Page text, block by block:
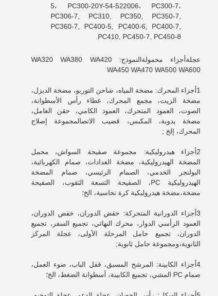
5، PC300-20Y-54-522006، PC300-7،
PC306-7, PC310, PC350, PC350-7,
PC360-7, PC400-5, PC400-6, PC400-7,
PC410, PC450-7, PC450-8.
عجلةأجزاء محمولة
النموذج: WA320 WA380 WA420
WA450 WA470 WA500 WA600
1أجزاء المحرك: مضخة المياه، شاحن التوربو، مضخة الديزل،
مضخة الزيت، مجمع المحرك، غطاء رأس الأسطوانة،
الصوت، العمود المتحرك، العمود الكامي، حقن العامل،
مضخة يدوية، المكبس، قضيب الاتصالمجموعة إصلاح
المحرك، إلخ ;
2أجزاء هيدروليكية: مجموعة صفيحة السواش، محمل
المضخة الهيدروليكية، مضخة العدادات، صمام الكهربائية،
البولنجر الخدمي، الصمام الرئيسي، صمام المضخة
الهيدروليكية PC، الصفيحة التسعة الثقوب، الصفيحة
مضخة،مضخة هيدروليكية كرة نحاسية، الخ؛
3أجزاء الدورانية المتحركة: خفض الدوران، خفض الدوران،
العمود الرأسي الدوار، محرك النهائي، تجميع السفر، تجميع
الدوران، تجميع حامل المرحلة الأولى، عجلة المركز
الثانوية،ومجموعة حامل ثانوية;
4أجزاء الكابينة: المرشح المسبق، قفل الباب، ضوء العمل،
صمام PC المشي، تجميع الكابينة، أسطوانة الضغط، الخ؛